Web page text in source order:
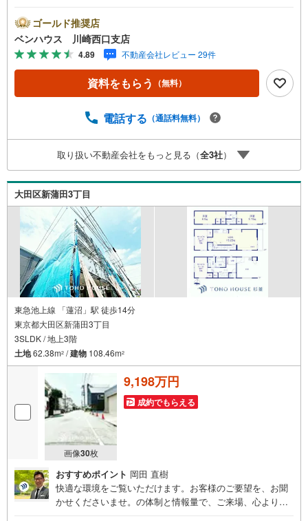
充実の仕様・設備搭載■ご見学をご希望のお客様、平日・休
日問わず ご対応させていただきます。■また、オンライン
案内・相談などにも対応しております。 どうぞ お気軽
にご連絡下さい。その他にも・・・●「この物件以外にも何
件か一緒に物件を見てみたい」●「私はローンいくら借りら
れるのだろう？」●「買替えなので、自宅がいくらで売却で
な？」●「頭金は、どれくらいないと買えないの？」●「自
入はわからないことばかり・・・。ご安心ください!!お力に
なれる事がございましたら、誠心誠意 お手伝いをさせてい
ただきます。【ベンハウス】にお任せ下さい！
ゴールド推奨店
ベンハウス 川崎西口支店
4.89 不動産会社レビュー 29件
資料をもらう （無料）
電話する （通話料無料）
取り扱い不動産会社をもっと見る（全3社）
大田区新蒲田3丁目
東急池上線 「蓮沼」駅 徒歩14分
東京都大田区新蒲田3丁目
3SLDK / 地上3階
土地62.38m2 /建物 108.46m2
画像30枚
9,198万円
成約でもらえる
おすすめポイント 岡田 直樹
快適な環境をご覧いただけます。お客様のご要望を、お聞
かせくださいませ。の体制と情報量で、ご来場、心よりお